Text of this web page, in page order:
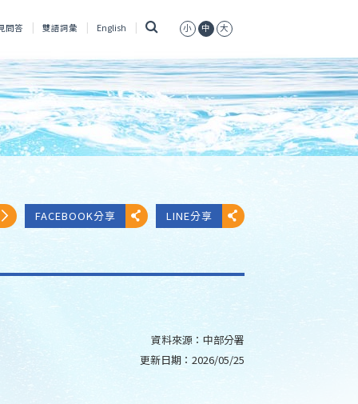
問答 雙語詞彙 English 小 中 大
FACEBOOK分享 LINE分享
資料來源： 中部分署
更新日期： 2026/05/25